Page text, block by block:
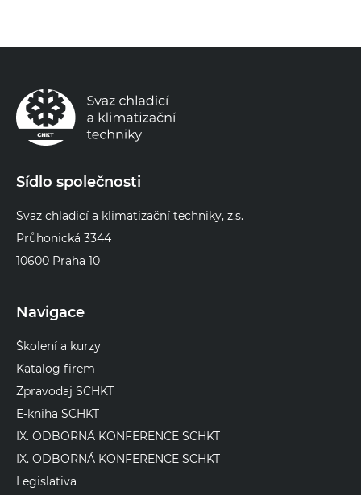
Sídlo společnosti
Svaz chladicí a klimatizační techniky, z.s.
Průhonická 3344
10600 Praha 10
Navigace
Školení a kurzy
Katalog firem
Zpravodaj SCHKT
E-kniha SCHKT
IX. ODBORNÁ KONFERENCE SCHKT
IX. ODBORNÁ KONFERENCE SCHKT
Legislativa